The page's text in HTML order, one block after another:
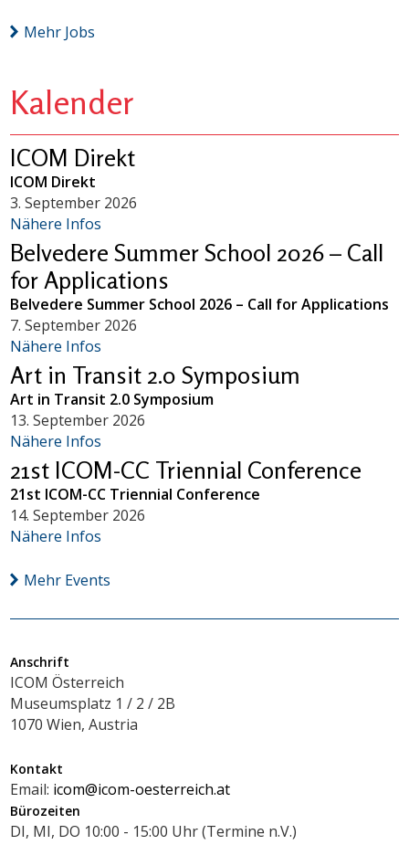
Mehr Jobs
Kalender
ICOM Direkt
ICOM Direkt
3. September 2026
Nähere Infos
Belvedere Summer School 2026 – Call
for Applications
Belvedere Summer School 2026 – Call for Applications
7. September 2026
Nähere Infos
Art in Transit 2.0 Symposium
Art in Transit 2.0 Symposium
13. September 2026
Nähere Infos
21st ICOM-CC Triennial Conference
21st ICOM-CC Triennial Conference
14. September 2026
Nähere Infos
Mehr Events
Anschrift
ICOM Österreich
Museumsplatz 1 / 2 / 2B
1070 Wien, Austria
Kontakt
Email: icom@icom-oesterreich.at
Bürozeiten
DI, MI, DO 10:00 - 15:00 Uhr (Termine n.V.)